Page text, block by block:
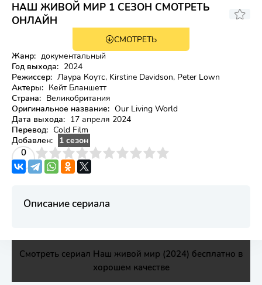
НАШ ЖИВОЙ МИР 1 СЕЗОН СМОТРЕТЬ
ОНЛАЙН
СМОТРЕТЬ
Жанр: документальный
Год выхода: 2024
Режиссер: Лаура Коутс, Kirstine Davidson, Peter Lown
Актеры: Кейт Бланшетт
Страна: Великобритания
Оригинальное название: Our Living World
Дата выхода: 17 апреля 2024
Перевод: Cold Film
Добавлен:
1 сезон
0
4 5 6 7 8 9 10
Описание сериала
Смотреть сериал Наш живой мир (2024) бесплатно в
хорошем качестве